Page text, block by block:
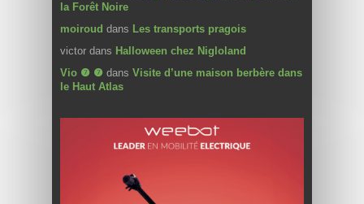
la Forêt Noire
moiroud dans Les transports pragois
victor dans Halloween chez Nigloland
Vio ❼ ❼ dans Visite d’une maison berbère dans
le Haut Atlas